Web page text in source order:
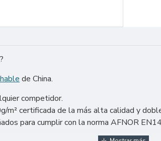
de China.
competidor.
certificada de la más alta calidad y
para cumplir con la norma AFNOR